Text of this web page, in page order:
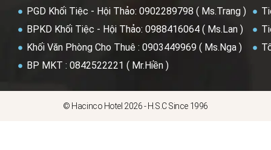
PGD Khối Tiệc - Hội Thảo: 0902289798 ( Ms.Trang )
BPKD Khối Tiệc - Hội Thảo: 0988416064 ( Ms.Lan )
Khối Văn Phòng Cho Thuê : 0903449969 ( Ms.Nga )
BP MKT : 0842522221 ( Mr.Hiền )
© Hacinco Hotel 2026 - H.S.C Since 1996